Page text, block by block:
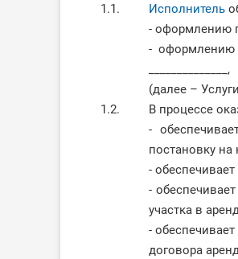
1.1.
Исполнитель
- оформлению
-
______________,
(далее –
1.2.
В процессе
-
постановку на
-
-
участка в
-
договора